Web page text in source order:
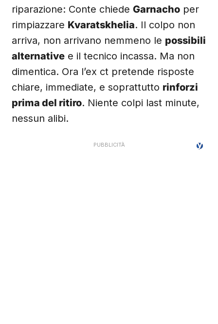
riparazione: Conte chiede Garnacho per
rimpiazzare Kvaratskhelia. Il colpo non
arriva, non arrivano nemmeno le possibili
alternative e il tecnico incassa. Ma non
dimentica. Ora l’ex ct pretende risposte
chiare, immediate, e soprattutto rinforzi
prima del ritiro. Niente colpi last minute,
nessun alibi.